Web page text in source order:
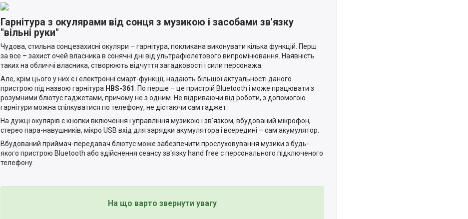
Гарнітура з окулярами від сонця з музикою і засобами зв'язку
"вільні руки"
Чудова, стильна сонцезахисні окуляри – гарнітура, покликана виконувати кілька функцій. Перш
за все – захист очей власника в сонячні дні від ультрафіолетового випромінювання. Наявність
таких на обличчі власника, створюють відчуття загадковості і сили персонажа.
Але, крім цього у них є і електронні смарт-функції, надають більшої актуальності даного
пристрою під назвою гарнітура HBS-361 . По перше – це пристрій Bluetooth і може працювати з
розумними блютус гаджетами, причому не з одним. Не відриваючи від роботи, з допомогою
гарнітури можна спілкуватися по телефону, не дістаючи сам гаджет.
На дужці окулярів є кнопки включення і управління музикою і зв'язком, вбудований мікрофон,
стерео пара-навушників, мікро USB вхід для зарядки акумулятора і всередині – сам акумулятор.
Вбудований приймач-передавач блютус може забезпечити прослуховування музики з будь-
якого пристрою Bluetooth або здійснення сеансу зв'язку hand free c персонального підключеного
телефону.
На що варто звернути увагу